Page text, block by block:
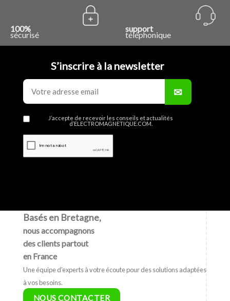
100%
sécurisé
support
téléphonique
S’inscrire à la newsletter
J’accepte de recevoir les conseils et actualités
d’ELECTROMAGNETIQUE.COM.
Basés en Bretagne,
nous accompagnons
des clients partout
en France
Une équipe d'experts à votre écoute pour des solutions adaptées
à vos besoins.
NOUS CONTACTER